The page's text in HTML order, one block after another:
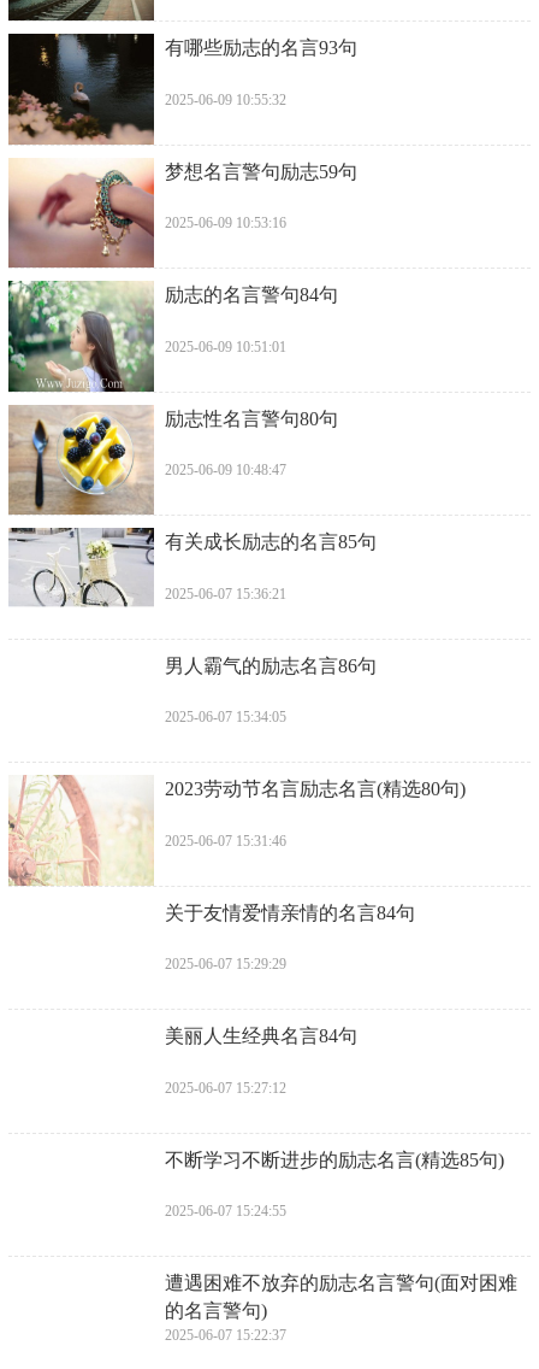
​有哪些励志的名言93句
2025-06-09 10:55:32
​梦想名言警句励志59句
2025-06-09 10:53:16
​励志的名言警句84句
2025-06-09 10:51:01
​励志性名言警句80句
2025-06-09 10:48:47
​有关成长励志的名言85句
2025-06-07 15:36:21
​男人霸气的励志名言86句
2025-06-07 15:34:05
​2023劳动节名言励志名言(精选80句)
2025-06-07 15:31:46
​关于友情爱情亲情的名言84句
2025-06-07 15:29:29
​美丽人生经典名言84句
2025-06-07 15:27:12
​不断学习不断进步的励志名言(精选85句)
2025-06-07 15:24:55
​遭遇困难不放弃的励志名言警句(面对困难
的名言警句)
2025-06-07 15:22:37